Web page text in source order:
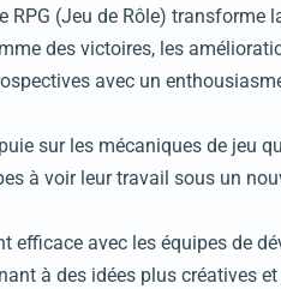
RPG (Jeu de Rôle)
des victoires, les
avec un
sur les mécaniques de jeu
à voir leur travail sous un
efficace avec les équipes de
à des idées plus créatives